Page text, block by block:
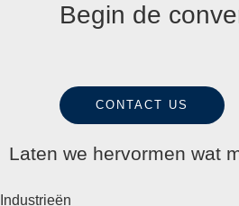
Begin de
CONTACT US
Laten we hervormen wat
Industrieën